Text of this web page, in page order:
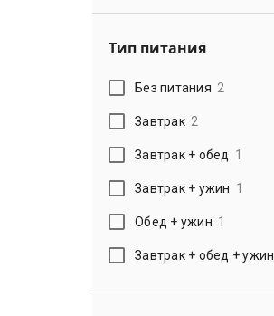
Тип питания
Без питания 2
Завтрак 2
Завтрак + обед 1
Завтрак + ужин 1
Обед + ужин 1
Завтрак + обед + ужин